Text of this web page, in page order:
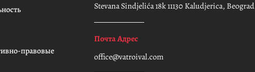
правовые
Stevana Sindjelića 18k 11130 Kaludjerica, Beograd
Почта Адрес
office@vatroival.com